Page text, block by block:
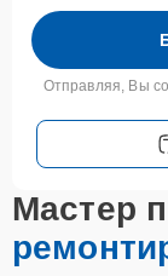
Отправляя, Вы
Мастер